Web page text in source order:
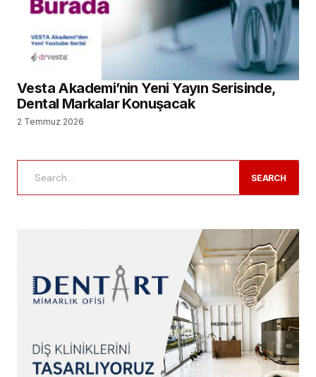
Vesta Akademi’nin Yeni Yayın Serisinde,
Dental Markalar Konuşacak
2 Temmuz 2026
SEARCH